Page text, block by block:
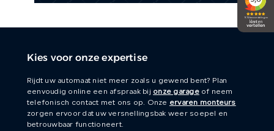
Kies voor onze expertise
Rijdt uw automaat niet meer zoals u gewend bent? Plan
eenvoudig online een afspraak bij onze garageof neem
telefonisch contact met ons op. Onze ervaren monteurs
zorgen ervoor dat uw versnellingsbak weer soepel en
betrouwbaar functioneert.